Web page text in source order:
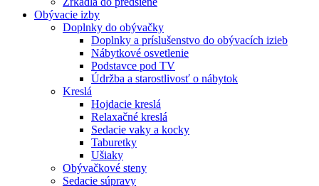
Obývacie izby
Doplnky do obývačky
Doplnky a príslušenstvo do obývacích izieb
Nábytkové osvetlenie
Podstavce pod TV
Údržba a starostlivosť o nábytok
Kreslá
Hojdacie kreslá
Relaxačné kreslá
Sedacie vaky a kocky
Taburetky
Ušiaky
Obývačkové steny
Sedacie súpravy